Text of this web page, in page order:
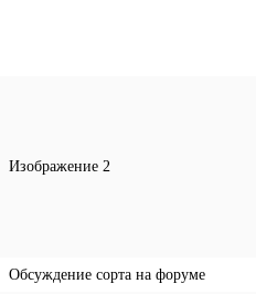
Изображение 2
Обсуждение сорта на форуме